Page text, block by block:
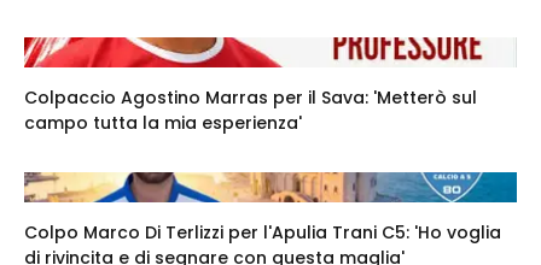
Colpaccio Agostino Marras per il Sava: 'Metterò sul
campo tutta la mia esperienza'
Colpo Marco Di Terlizzi per l'Apulia Trani C5: 'Ho voglia
di rivincita e di segnare con questa maglia'